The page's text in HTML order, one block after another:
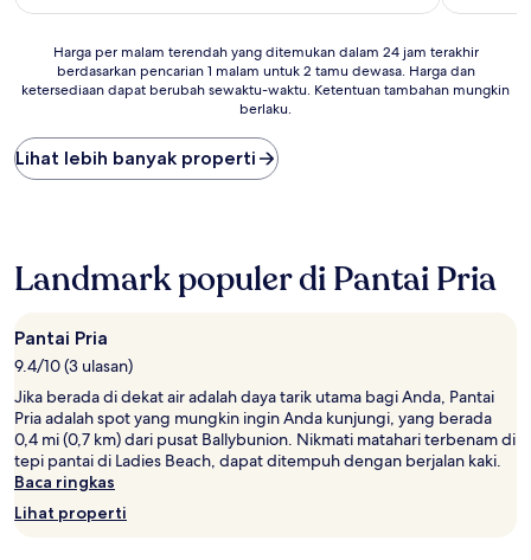
Harga
malam
yang
ditemukan
dalam
berdasarkan
pencarian
malam
untuk
2
tamu
dewasa.
Harga
dan
ketersediaan
berubah
Harga per malam terendah yang ditemukan dalam 24 jam terakhir
berdasarkan pencarian 1 malam untuk 2 tamu dewasa. Harga dan
ketersediaan dapat berubah sewaktu-waktu. Ketentuan tambahan mungkin
berlaku.
Lihat lebih banyak properti
Landmark populer di Pantai Pria
Pantai Pria
9.4/10 (3 ulasan)
Jika berada di dekat air adalah daya tarik utama bagi Anda, Pantai
Pria adalah spot yang mungkin ingin Anda kunjungi, yang berada
0,4 mi (0,7 km) dari pusat Ballybunion. Nikmati matahari terbenam di
tepi pantai di Ladies Beach, dapat ditempuh dengan berjalan kaki.
Baca ringkas
Lihat properti